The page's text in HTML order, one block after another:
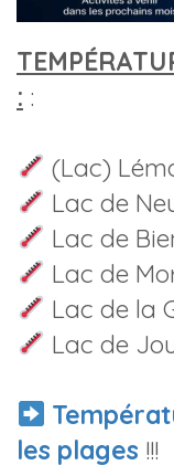
: :
(Lac)
Lac de
Lac de
Lac de
Lac de la
Lac de
les plages !!!